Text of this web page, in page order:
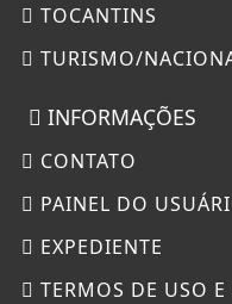
TOCANTINS
TURISMO/
INFORMAÇÕES
CONTATO
PAINEL DO
EXPEDIENTE
TERMOS DE USO